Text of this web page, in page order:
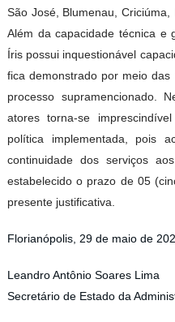
São José, Blumenau,
Além da capacidade técnica e
Íris possui inquestionável
fica demonstrado por meio
processo supramencionado.
atores torna-se
política implementada, pois
continuidade dos serviços
estabelecido o prazo de 05
presente justificativa.
Florianópolis, 29 de maio de
Leandro Antônio Soares Lima
Secretário de Estado da